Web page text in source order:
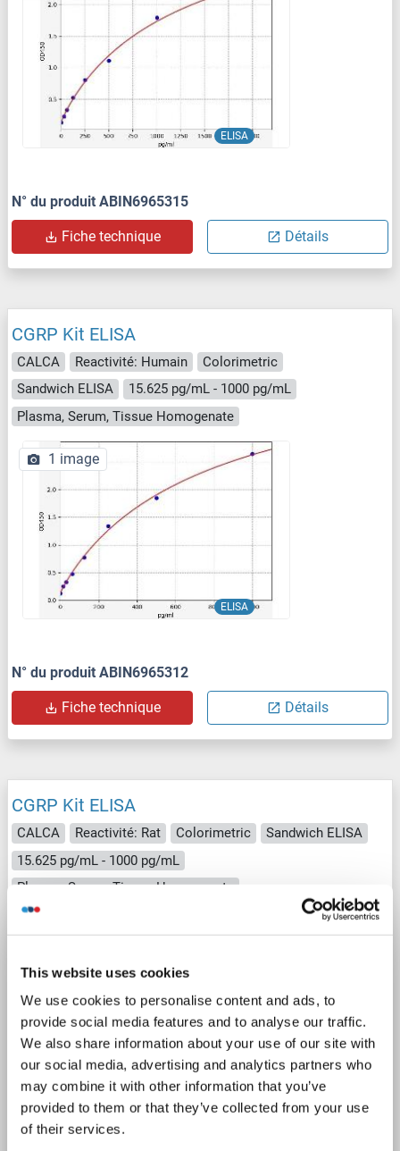
This website uses cookies
We use cookies to personalise content and ads, to
provide social media features and to analyse our traffic.
We also share information about your use of our site with
our social media, advertising and analytics partners who
may combine it with other information that you’ve
provided to them or that they’ve collected from your use
of their services.
ELISA
N° du produit ABIN6965315
Fiche technique Détails
CGRP Kit ELISA
CALCA Reactivité: Humain
Colorimetric
Sandwich ELISA
15.625 pg/mL - 1000 pg/mL
Plasma, Serum, Tissue Homogenate
ELISA
1 image
N° du produit ABIN6965312
Fiche technique Détails
CGRP Kit ELISA
CALCA Reactivité: Rat Colorimetric
Sandwich ELISA
15.625 pg/mL - 1000 pg/mL
Plasma, Serum, Tissue Homogenate
ELISA
1 image